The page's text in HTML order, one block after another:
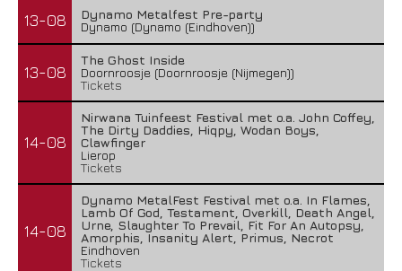
13-08
Dynamo Metalfest Pre-party
Dynamo (Dynamo (Eindhoven))
13-08
The Ghost Inside
Doornroosje (Doornroosje (Nijmegen))
Tickets
14-08
Nirwana Tuinfeest Festival met o.a. John Coffey,
The Dirty Daddies, Hiqpy, Wodan Boys,
Clawfinger
Lierop
Tickets
14-08
Dynamo MetalFest Festival met o.a. In Flames,
Lamb Of God, Testament, Overkill, Death Angel,
Urne, Slaughter To Prevail, Fit For An Autopsy,
Amorphis, Insanity Alert, Primus, Necrot
Eindhoven
Tickets